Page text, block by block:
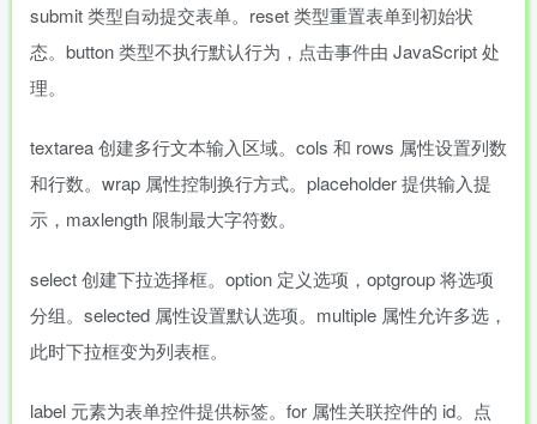
submit 类型自动提交表单。reset 类型重置表单到初始状
态。button 类型不执行默认行为，点击事件由 JavaScript 处
理。
textarea 创建多行文本输入区域。cols 和 rows 属性设置列数
和行数。wrap 属性控制换行方式。placeholder 提供输入提
示，maxlength 限制最大字符数。
select 创建下拉选择框。option 定义选项，optgroup 将选项
分组。selected 属性设置默认选项。multiple 属性允许多选，
此时下拉框变为列表框。
label 元素为表单控件提供标签。for 属性关联控件的 id。点